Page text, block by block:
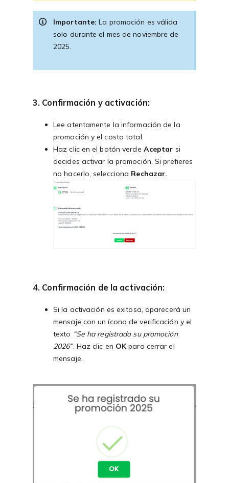
Importante:La promoción es válida
solo durante el mes de noviembre de
2025.
3. Confirmación y activación:
Lee atentamente la información de la
promoción y el costo total.
Haz clic en el botón verde Aceptar si
decides activar la promoción. Si prefieres
no hacerlo, selecciona Rechazar.
4. Confirmación de la activación:
Si la activación es exitosa, aparecerá un
mensaje con un ícono de verificación y el
texto “Se ha registrado su promoción
2026”. Haz clic en OKpara cerrar el
mensaje.